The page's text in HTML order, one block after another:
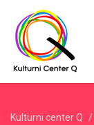
Kulturni center Q